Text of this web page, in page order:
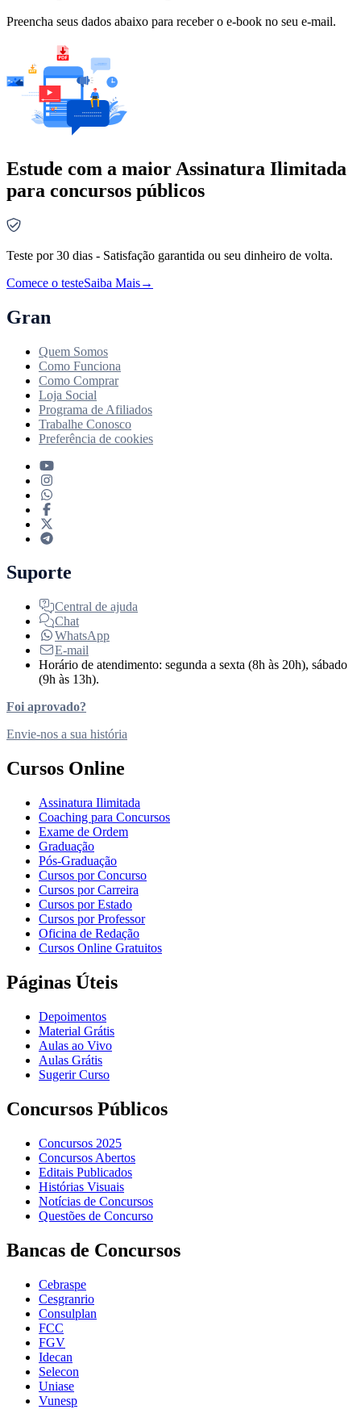
Preencha seus dados abaixo para receber o e-book no seu e-mail.
Estude com a maior Assinatura Ilimitada
para concursos públicos
Teste por 30 dias - Satisfação garantida ou seu dinheiro de volta.
Comece o testeSaiba Mais→
Gran
Quem Somos
Como Funciona
Como Comprar
Loja Social
Programa de Afiliados
Trabalhe Conosco
Preferência de cookies
Suporte
Central de ajuda
Chat
WhatsApp
E-mail
Horário de atendimento: segunda a sexta (8h às 20h), sábado
(9h às 13h).
Foi aprovado?
Envie-nos a sua história
Cursos Online
Assinatura Ilimitada
Coaching para Concursos
Exame de Ordem
Graduação
Pós-Graduação
Cursos por Concurso
Cursos por Carreira
Cursos por Estado
Cursos por Professor
Oficina de Redação
Cursos Online Gratuitos
Páginas Úteis
Depoimentos
Material Grátis
Aulas ao Vivo
Aulas Grátis
Sugerir Curso
Concursos Públicos
Concursos 2025
Concursos Abertos
Editais Publicados
Histórias Visuais
Notícias de Concursos
Questões de Concurso
Bancas de Concursos
Cebraspe
Cesgranrio
Consulplan
FCC
FGV
Idecan
Selecon
Uniase
Vunesp